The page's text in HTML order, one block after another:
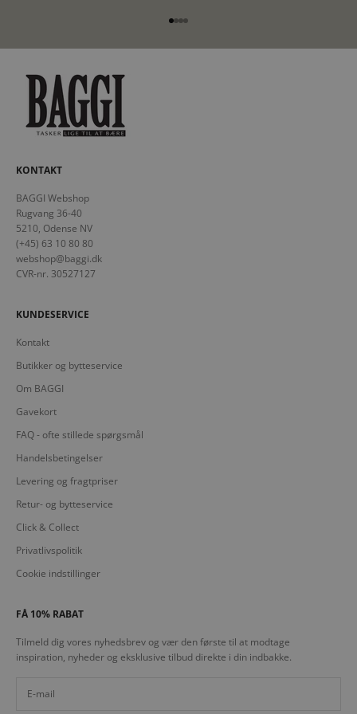
Gå til element 1
Gå til element 2
Gå til element 3
Gå til element 4
KONTAKT
BAGGI Webshop
Rugvang 36-40
5210, Odense NV
(+45) 63 10 80 80
webshop@baggi.dk
CVR-nr. 30527127
KUNDESERVICE
Kontakt
Butikker og bytteservice
Om BAGGI
Gavekort
FAQ - ofte stillede spørgsmål
Handelsbetingelser
Levering og fragtpriser
Retur- og bytteservice
Click & Collect
Privatlivspolitik
Cookie indstillinger
FÅ 10% RABAT
Tilmeld dig vores nyhedsbrev og vær den første til at modtage
inspiration, nyheder og eksklusive tilbud direkte i din indbakke.